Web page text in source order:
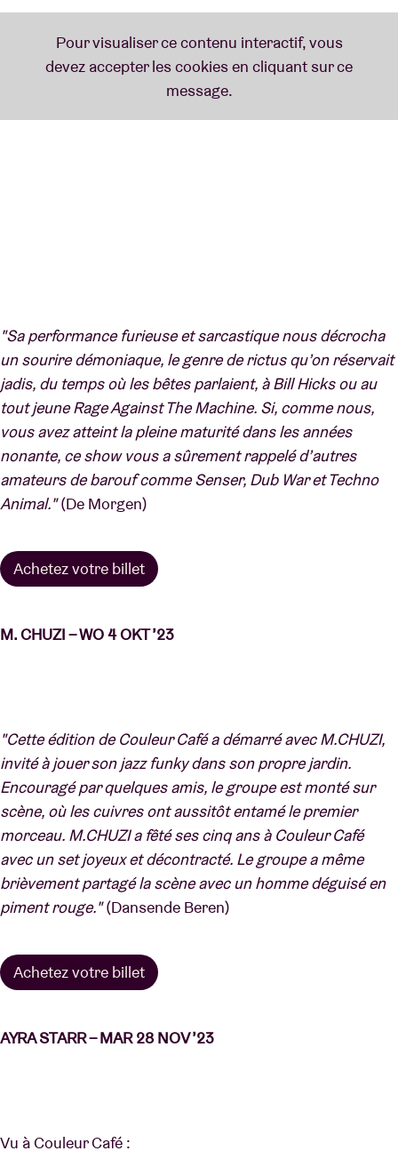
"Sa performance furieuse et sarcastique nous décrocha
un sourire démoniaque, le genre de rictus qu’on réservait
jadis, du temps où les bêtes parlaient, à Bill Hicks ou au
tout jeune Rage Against The Machine. Si, comme nous,
vous avez atteint la pleine maturité dans les années
nonante, ce show vous a sûrement rappelé d’autres
amateurs de barouf comme Senser, Dub War et Techno
Animal."(De Morgen)
Achetez votre billet
M. CHUZI – WO 4 OKT ’23
"Cette édition de Couleur Café a démarré avec M.CHUZI,
invité à jouer son jazz funky dans son propre jardin.
Encouragé par quelques amis, le groupe est monté sur
scène, où les cuivres ont aussitôt entamé le premier
morceau. M.CHUZI a fêté ses cinq ans à Couleur Café
avec un set joyeux et décontracté. Le groupe a même
brièvement partagé la scène avec un homme déguisé en
piment rouge."(Dansende Beren)
Achetez votre billet
AYRA STARR – MAR 28 NOV ’23
Vu à Couleur Café :